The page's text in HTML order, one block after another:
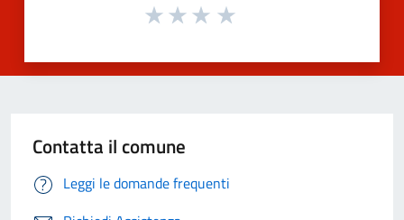
Contatta il comune
Leggi le domande frequenti